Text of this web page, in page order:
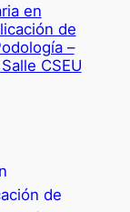
en
de
–
CSEU